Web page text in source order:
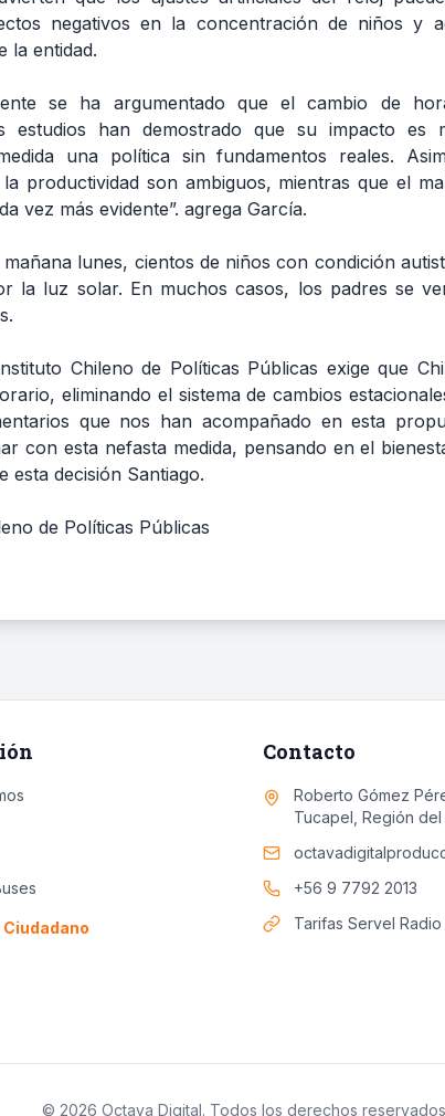
negativos en la concentración de niños y
la entidad.
se ha argumentado que el cambio de
estudios han demostrado que su impacto es
una política sin fundamentos reales.
productividad son ambiguos, mientras que el
vez más evidente”. agrega García.
lunes, cientos de niños con condición
la luz solar. En muchos casos, los padres se
Chileno de Políticas Públicas exige que
eliminando el sistema de cambios
que nos han acompañado en esta
con esta nefasta medida, pensando en el
esta decisión Santiago.
de Políticas Públicas
Contacto
Roberto Gómez
Tucapel, Región del
+56 9 7792 2013
Tarifas Servel Radio
© 2026 Octava Digital. Todos los derechos